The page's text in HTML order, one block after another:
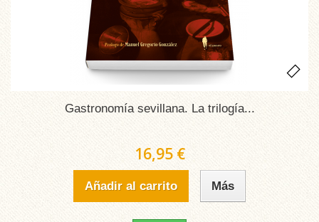
Gastronomía sevillana. La trilogía...
16,95 €
Añadir al carrito Más